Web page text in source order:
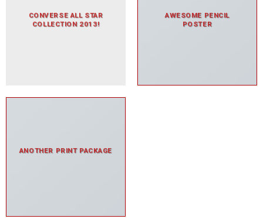
CONVERSE ALL STAR
COLLECTION 2013!
AWESOME PENCIL
POSTER
ANOTHER PRINT PACKAGE